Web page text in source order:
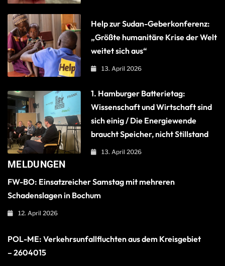
Help zur Sudan-Geberkonferenz:
„Größte humanitäre Krise der Welt
weitet sich aus“
13. April 2026
1. Hamburger Batterietag:
Wissenschaft und Wirtschaft sind
sich einig / Die Energiewende
braucht Speicher, nicht Stillstand
13. April 2026
MELDUNGEN
FW-BO: Einsatzreicher Samstag mit mehreren
Schadenslagen in Bochum
12. April 2026
POL-ME: Verkehrsunfallfluchten aus dem Kreisgebiet
– 2604015